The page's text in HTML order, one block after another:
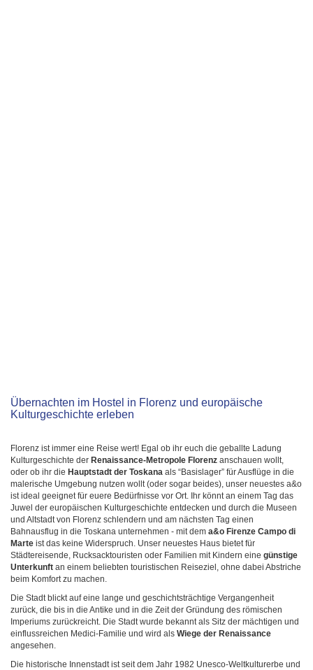
Übernachten im Hostel in Florenz und europäische
Kulturgeschichte erleben
Florenz ist immer eine Reise wert! Egal ob ihr euch die geballte Ladung
Kulturgeschichte der Renaissance-Metropole Florenz anschauen wollt,
oder ob ihr die Hauptstadt der Toskana als “Basislager” für Ausflüge in die
malerische Umgebung nutzen wollt (oder sogar beides), unser neuestes a&o
ist ideal geeignet für euere Bedürfnisse vor Ort. Ihr könnt an einem Tag das
Juwel der europäischen Kulturgeschichte entdecken und durch die Museen
und Altstadt von Florenz schlendern und am nächsten Tag einen
Bahnausflug in die Toskana unternehmen - mit dem a&o Firenze Campo di
Marte ist das keine Widerspruch. Unser neuestes Haus bietet für
Städtereisende, Rucksacktouristen oder Familien mit Kindern eine günstige
Unterkunft an einem beliebten touristischen Reiseziel, ohne dabei Abstriche
beim Komfort zu machen.
Die Stadt blickt auf eine lange und geschichtsträchtige Vergangenheit
zurück, die bis in die Antike und in die Zeit der Gründung des römischen
Imperiums zurückreicht. Die Stadt wurde bekannt als Sitz der mächtigen und
einflussreichen Medici-Familie und wird als Wiege der Renaissance
angesehen.
Die historische Innenstadt ist seit dem Jahr 1982 Unesco-Weltkulturerbe und